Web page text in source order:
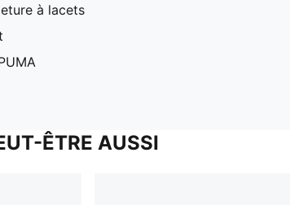
à lacets
ÊTRE AUSSI